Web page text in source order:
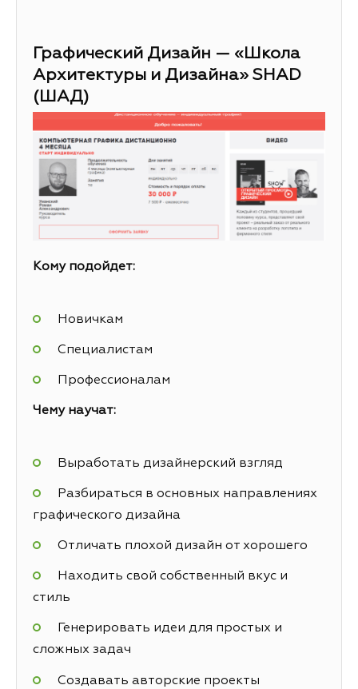
Графический Дизайн — «Школа
Архитектуры и Дизайна» SHAD
(ШАД)
Кому подойдет:
Новичкам
Специалистам
Профессионалам
Чему научат:
Выработать дизайнерский взгляд
Разбираться в основных направлениях
графического дизайна
Отличать плохой дизайн от хорошего
Находить свой собственный вкус и
стиль
Генерировать идеи для простых и
сложных задач
Создавать авторские проекты